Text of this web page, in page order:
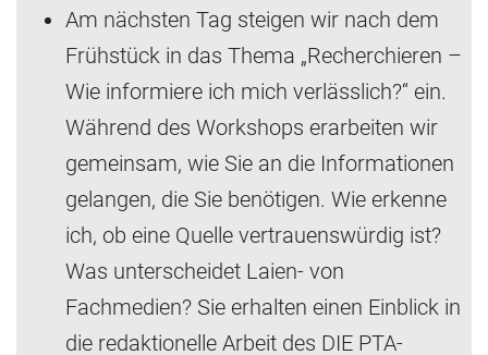
Am nächsten Tag steigen wir nach dem
Frühstück in das Thema „Recherchieren –
Wie informiere ich mich verlässlich?“ ein.
Während des Workshops erarbeiten wir
gemeinsam, wie Sie an die Informationen
gelangen, die Sie benötigen. Wie erkenne
ich, ob eine Quelle vertrauenswürdig ist?
Was unterscheidet Laien- von
Fachmedien? Sie erhalten einen Einblick in
die redaktionelle Arbeit des DIE PTA-